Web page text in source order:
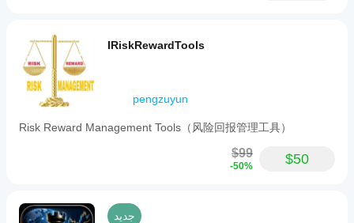
IRiskRewardTools
pengzuyun
Risk Reward Management Tools（风险回报管理工具）
$99
-50% $50
جديد